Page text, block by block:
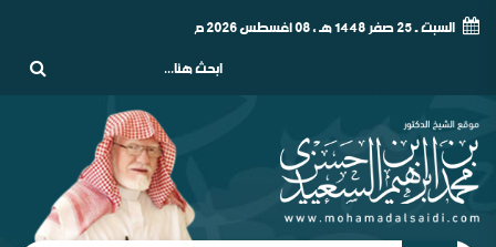
السبت - 25 صفر 1448 هـ , 08 أغسطس 2026 م